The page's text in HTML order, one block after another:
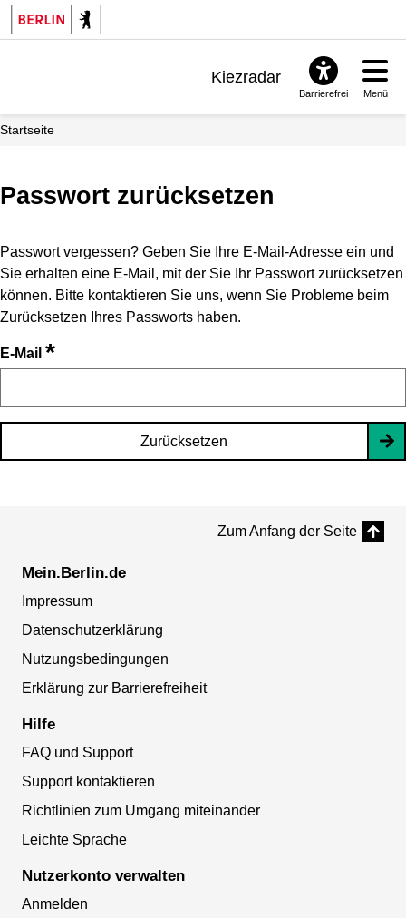
Kiezradar
Barrierefrei Menü
Startseite
Passwort zurücksetzen
Passwort vergessen? Geben Sie Ihre E-Mail-Adresse ein und
Sie erhalten eine E-Mail, mit der Sie Ihr Passwort zurücksetzen
können. Bitte kontaktieren Sie uns, wenn Sie Probleme beim
Zurücksetzen Ihres Passworts haben.
E-Mail *
Zurücksetzen
Zum Anfang der Seite
Mein.Berlin.de
Impressum
Datenschutzerklärung
Nutzungsbedingungen
Erklärung zur Barrierefreiheit
Hilfe
FAQ und Support
Support kontaktieren
Richtlinien zum Umgang miteinander
Leichte Sprache
Nutzerkonto verwalten
Anmelden